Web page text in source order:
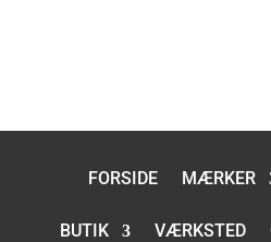
FORSIDE MÆRKER
BUTIK VÆRKSTED